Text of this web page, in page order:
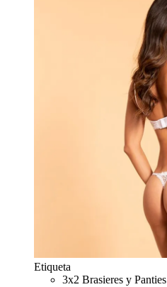
Etiqueta
3x2 Brasieres y Panties